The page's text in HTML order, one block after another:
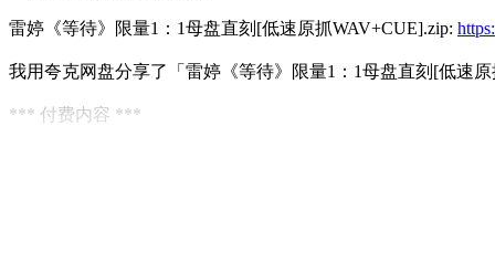
雷婷《等待》限量1：1母盘直刻[低速原抓WAV+CUE].zip:
我用夸克网盘分享了「雷婷《等待》限量1：1母盘直刻[低速
*** 付费内容 ***